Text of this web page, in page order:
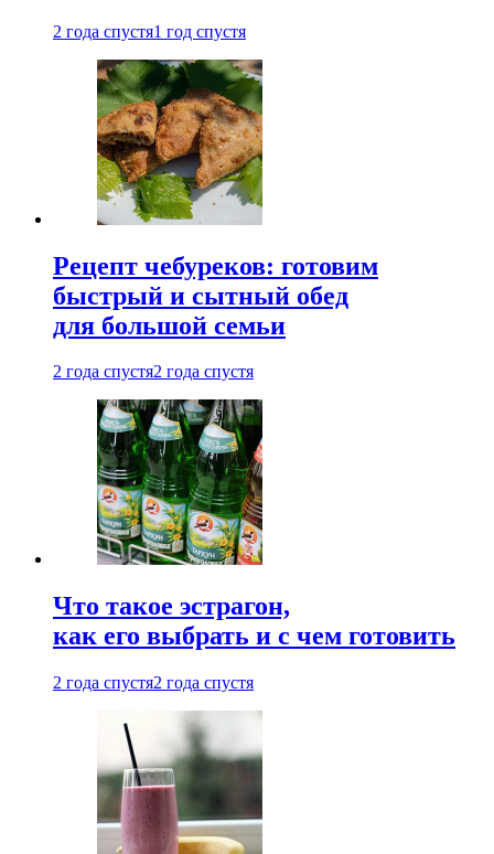
2 года спустя1 год спустя
Рецепт чебуреков: готовим
быстрый и сытный обед
для большой семьи
2 года спустя2 года спустя
Что такое эстрагон,
как его выбрать и с чем готовить
2 года спустя2 года спустя